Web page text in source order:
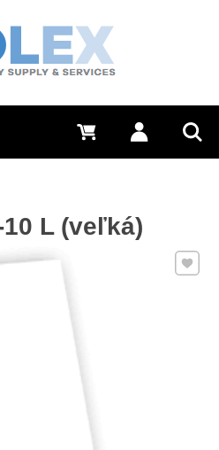
Prihlásiť sa
0 €
10 L (veľká)
Pridať